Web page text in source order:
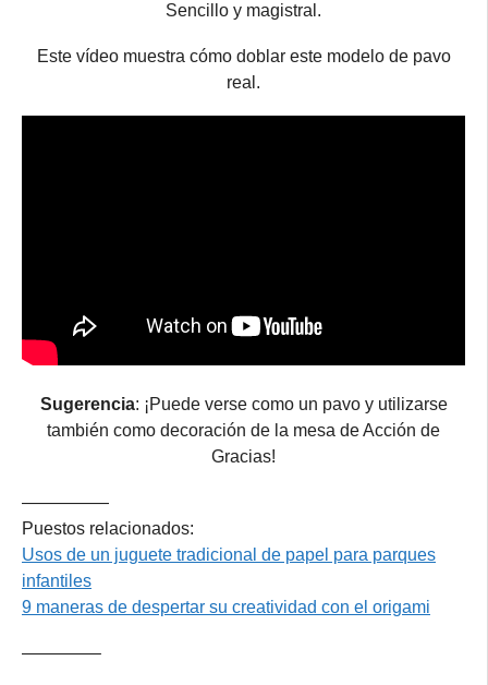
Sencillo y magistral.
Este vídeo muestra cómo doblar este modelo de pavo
real.
Sugerencia: ¡Puede verse como un pavo y utilizarse
también como decoración de la mesa de Acción de
Gracias!
—————
Puestos relacionados:
Usos de un juguete tradicional de papel para parques
infantiles
9 maneras de despertar su creatividad con el origami
————–